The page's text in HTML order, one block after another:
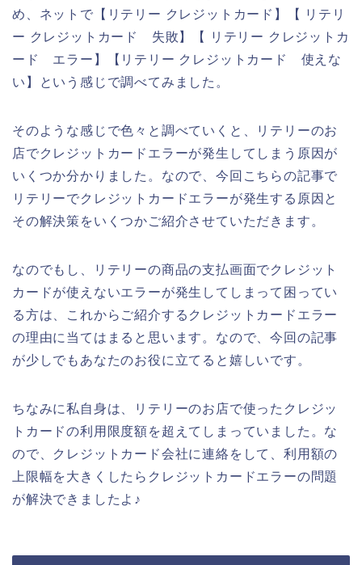
め、ネットで【リテリー クレジットカード】【 リテリ
ー クレジットカード 失敗】【 リテリー クレジットカ
ード エラー】【リテリー クレジットカード 使えな
い】という感じで調べてみました。
そのような感じで色々と調べていくと、リテリーのお
店でクレジットカードエラーが発生してしまう原因が
いくつか分かりました。なので、今回こちらの記事で
リテリーでクレジットカードエラーが発生する原因と
その解決策をいくつかご紹介させていただきます。
なのでもし、リテリーの商品の支払画面でクレジット
カードが使えないエラーが発生してしまって困ってい
る方は、これからご紹介するクレジットカードエラー
の理由に当てはまると思います。なので、今回の記事
が少しでもあなたのお役に立てると嬉しいです。
ちなみに私自身は、リテリーのお店で使ったクレジッ
トカードの利用限度額を超えてしまっていました。な
ので、クレジットカード会社に連絡をして、利用額の
上限幅を大きくしたらクレジットカードエラーの問題
が解決できましたよ♪